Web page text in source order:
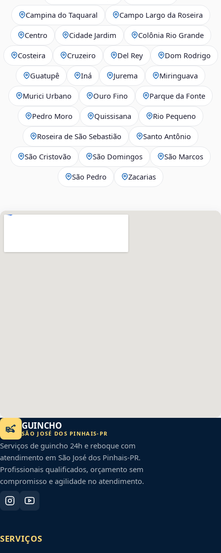
Campina do Taquaral Campo Largo da Roseira
Centro Cidade Jardim Colônia Rio Grande
Costeira Cruzeiro Del Rey Dom Rodrigo
Guatupê Iná Jurema Miringuava
Murici Urbano Ouro Fino Parque da Fonte
Pedro Moro Quissisana Rio Pequeno
Roseira de São Sebastião Santo Antônio
São Cristovão São Domingos São Marcos
São Pedro Zacarias
GUINCHO
SÃO JOSÉ DOS PINHAIS- PR
Serviços de guincho 24h e reboque com
atendimento em São José dos Pinhais-PR.
Profissionais qualificados, orçamento sem
compromisso e agilidade no atendimento.
SERVIÇOS